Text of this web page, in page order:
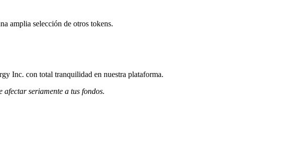
amplia selección de otros tokens.
Inc. con total tranquilidad en nuestra plataforma.
seriamente a tus fondos.